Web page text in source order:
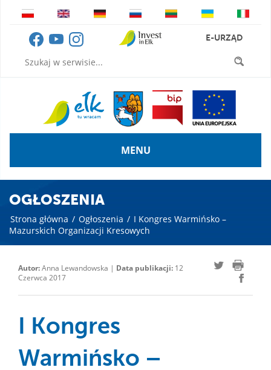
E-URZĄD
MENU
OGŁOSZENIA
Strona główna / Ogłoszenia / I Kongres Warmińsko –
Mazurskich Organizacji Kresowych
Autor:Anna Lewandowska | Data publikacji: 12
Czerwca 2017
I Kongres
Warmińsko –